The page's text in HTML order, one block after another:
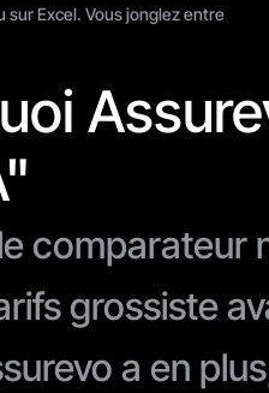
Excel. Vous jonglez entre
comparateur
grossiste
a en